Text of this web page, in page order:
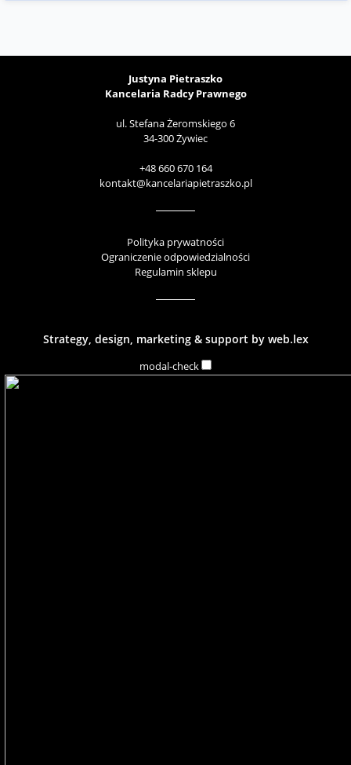
Justyna Pietraszko
Kancelaria Radcy Prawnego
ul. Stefana Żeromskiego 6
34-300 Żywiec
+48 660 670 164
kontakt@kancelariapietraszko.pl
Polityka prywatności
Ograniczenie odpowiedzialności
Regulamin sklepu
Strategy, design, marketing & support by web.lex
modal-check